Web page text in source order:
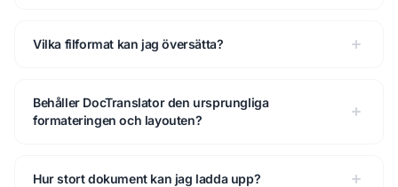
Vilka filformat kan jag översätta?
Behåller DocTranslator den ursprungliga
formateringen och layouten?
Hur stort dokument kan jag ladda upp?